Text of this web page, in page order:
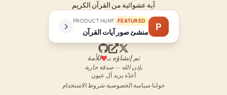
آية عشوائية من القرآن الكريم
P
FEATURED
PRODUCT HUNT
منشئ صور آيات القرآن
تم إنشاؤه بـ للأمة
بإذن الله — صدقة جارية
أعدّه يزيد آل عيون
حولنا·سياسة الخصوصية·شروط الاستخدام